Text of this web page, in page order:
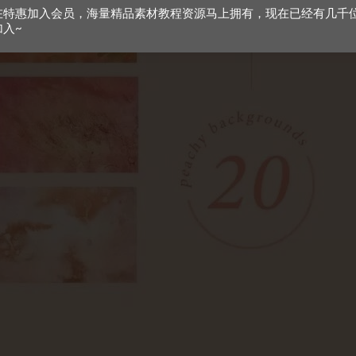
特惠加入会员，海量精品素材教程资源马上拥有，现在已经有几千
入~